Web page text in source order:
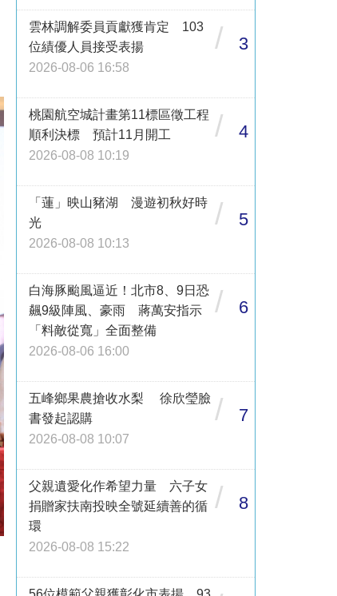
雲林調解委員貢獻獲肯定 103
位績優人員接受表揚
2026-08-06 16:58
/ 3
桃園航空城計畫第11標區徵工程
順利決標 預計11月開工
2026-08-08 10:19
/ 4
「蓮」映山豬湖 漫遊初秋好時
光
2026-08-08 10:13
/ 5
白海豚颱風逼近！北市8、9日恐
飆9級陣風、豪雨 蔣萬安指示
「料敵從寬」全面整備
2026-08-06 16:00
/ 6
五峰鄉果農搶收水梨 徐欣瑩臉
書發起認購
2026-08-08 10:07
/ 7
父親遺愛化作希望力量 六子女
捐贈家扶南投映全號延續善的循
環
2026-08-08 15:22
/ 8